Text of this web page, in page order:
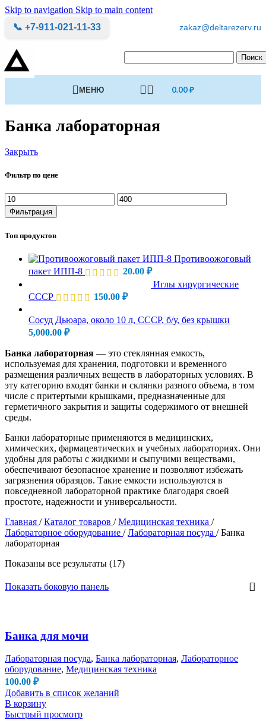
Skip to navigation Skip to main content
📞 +7-911-021-11-33
zakaz@deltarezerv.ru
Поиск
МЕНЮ 0.00₽
Банка лабораторная
Закрыть
Фильтр по цене
Минимальная
цена
Максимальная
цена
Фильтрация
Топ продуктов
Противоожоговый
пакет ИПП-8
20.00 ₽
Иглы хирургические
СССР
150.00 ₽
Сосуд Дьюара, около 10 л, СССР, б/у, без крышки
5,000.00 ₽
Банка лабораторная — это стеклянная емкость,
используемая для хранения, подготовки и временного
размещения различных веществ в лабораторных условиях. В
эту категорию входят банки и склянки разного объема, в том
числе с притертыми крышками, предназначенные для
герметичного закрытия и защиты содержимого от внешней
среды.
Банки лабораторные применяются в медицинских,
химических, фармацевтических и учебных лабораториях. Они
удобны для работы с жидкими и сыпучими веществами,
обеспечивают безопасное хранение и позволяют избежать
загрязнения образцов. Такие емкости используются в
повседневной лабораторной практике благодаря своей
простоте, надежности и универсальности.
Главная / Каталог товаров / Медицинская техника /
Лабораторное оборудование / Лабораторная посуда / Банка
лабораторная
Показаны все результаты (17)
Показать боковую панель
Банка для мочи
Лабораторная посуда, Банка лабораторная, Лабораторное
оборудование, Медицинская техника
100.00 ₽
Добавить в список желаний
В корзину
Быстрый просмотр